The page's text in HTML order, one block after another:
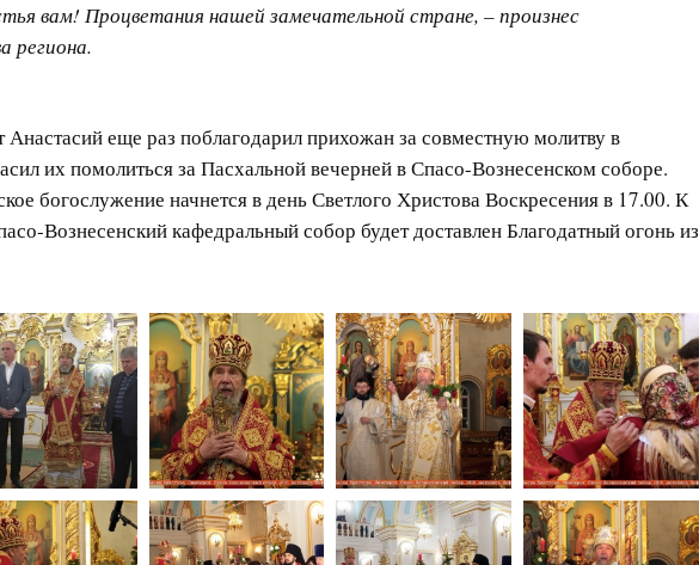
вам! Процветания нашей замечательной стране, – произнес
региона.
еще раз поблагодарил прихожан за совместную молитву в
их помолиться за Пасхальной вечерней в Спасо-Вознесенском соборе.
богослужение начнется в день Светлого Христова Воскресения в 17.00. К
Вознесенский кафедральный собор будет доставлен Благодатный огонь из